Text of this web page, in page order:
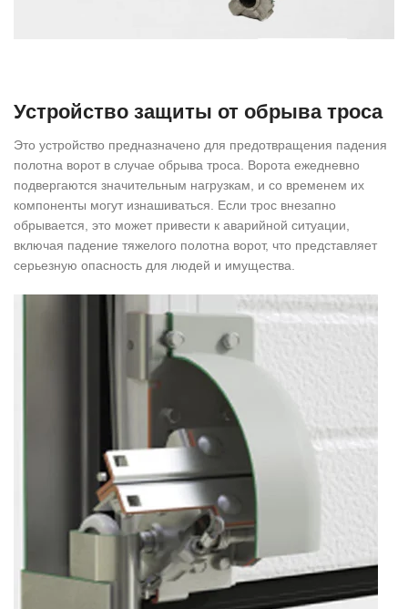
Устройство защиты от обрыва троса
Это устройство предназначено для предотвращения падения
полотна ворот в случае обрыва троса. Ворота ежедневно
подвергаются значительным нагрузкам, и со временем их
компоненты могут изнашиваться. Если трос внезапно
обрывается, это может привести к аварийной ситуации,
включая падение тяжелого полотна ворот, что представляет
серьезную опасность для людей и имущества.